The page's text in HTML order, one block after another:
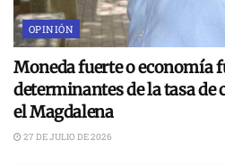
OPINIÓN
Moneda fuerte o economía
determinantes de la tasa de
el Magdalena
27 DE JULIO DE 2026